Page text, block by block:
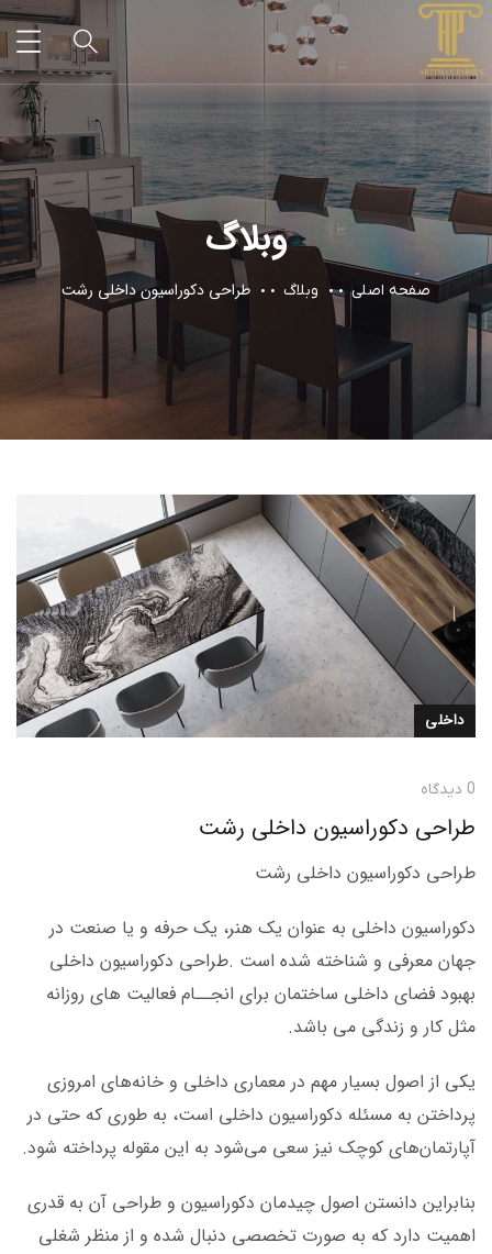
وبلاگ
صفحه اصلی وبلاگ طراحی دکوراسیون داخلی رشت
داخلی
0 دیدگاه
طراحی دکوراسیون داخلی رشت
طراحی دکوراسیون داخلی رشت
دکوراسیون داخلی به عنوان یک هنر، یک حرفه و یا صنعت در
جهان معرفی و شناخته شده است .طراحی دکوراسیون داخلی
بهبود فضای داخلی ساختمان­ برای انجــام فعالیت­ های روزانه
مثل کار و زندگی می باشد.
یکی از اصول بسیار مهم در معماری داخلی و خانه‌های امروزی
پرداختن به مسئله دکوراسیون داخلی است، به طوری که حتی در
آپارتمان‌های کوچک نیز سعی می‌شود به این مقوله پرداخته شود.
بنابراین دانستن اصول چیدمان دکوراسیون و طراحی آن به قدری
اهمیت دارد که به صورت تخصصی دنبال شده و از منظر شغلی